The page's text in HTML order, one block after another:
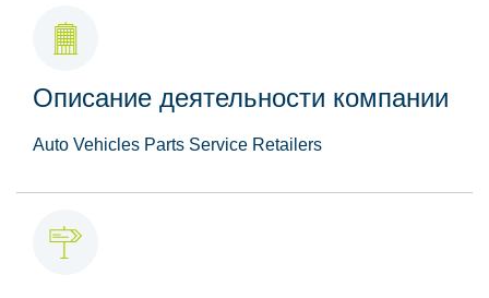
Описание деятельности компании
Auto Vehicles Parts Service Retailers